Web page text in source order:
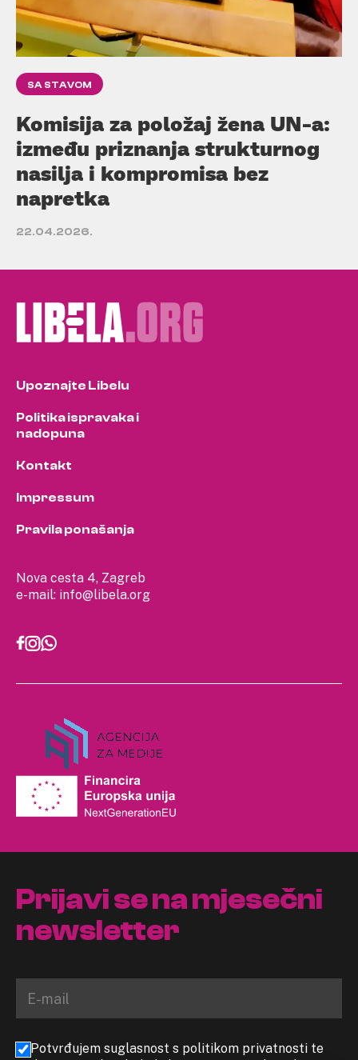
SA STAVOM
Komisija za položaj žena UN-a:
između priznanja strukturnog
nasilja i kompromisa bez
napretka
22.04.2026.
Nova cesta 4, Zagreb
e-mail: info@libela.org
Upoznajte Libelu
Politika ispravaka i
nadopuna
Kontakt
Impressum
Pravila ponašanja
Prijavi se na mjesečni
newsletter
Potvrđujem suglasnost s politikom privatnosti te